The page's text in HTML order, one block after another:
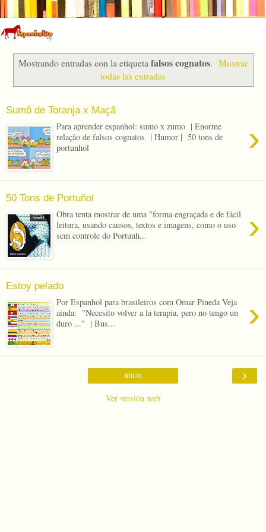
Mostrando entradas con la etiquetafalsos cognatos. Mostrar
todas las entradas
Sumô de Toranja x Maçã
›
Para aprender espanhol: sumo x zumo | Enorme
relação de falsos cognatos | Humor | 50 tons de
portunhol
50 Tons de Portuñol
›
Obra tenta mostrar de uma "forma engraçada e de fácil
leitura, usando causos, textos e imagens, como o uso
sem controle do Portunh...
Estoy pelado
›
Por Espanhol para brasileiros com Omar Pineda Veja
ainda: "Necesito volver a la terapia, pero no tengo un
duro ..." | Bus...
›
Inicio
Ver versión web